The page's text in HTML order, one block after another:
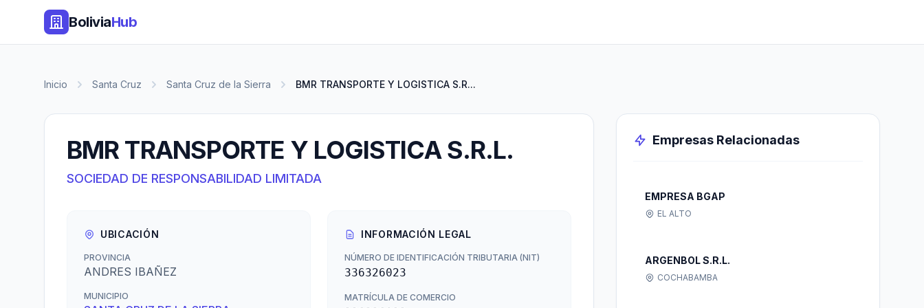
BoliviaHub
Inicio Santa Cruz Santa Cruz de la Sierra BMR TRANSPORTE Y LOGISTICA S.R...
BMR TRANSPORTE Y LOGISTICA S.R.L.
SOCIEDAD DE RESPONSABILIDAD LIMITADA
UBICACIÓN
PROVINCIA
ANDRES IBAÑEZ
MUNICIPIO
INFORMACIÓN LEGAL
NÚMERO DE IDENTIFICACIÓN TRIBUTARIA (NIT)
336326023
MATRÍCULA DE COMERCIO
Empresas Relacionadas
EMPRESA BGAP
EL ALTO
ARGENBOL S.R.L.
COCHABAMBA